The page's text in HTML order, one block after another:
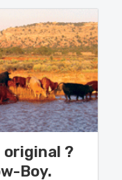
original ?
Boy.